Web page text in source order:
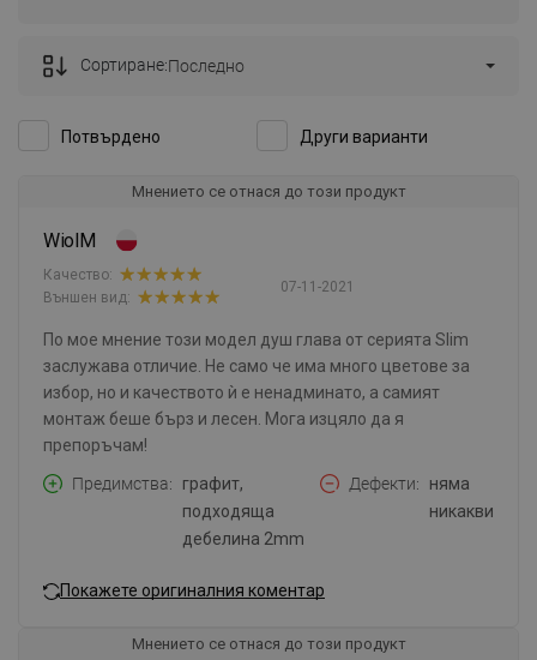
Потвърдено Други варианти
Сортиране:Последно
Мнението се отнася до този продукт
WiolM
07-11-2021
Качество:
Външен вид:
По мое мнение този модел душ глава от серията Slim
заслужава отличие. Не само че има много цветове за
избор, но и качеството ѝ е ненадминато, а самият
монтаж беше бърз и лесен. Мога изцяло да я
препоръчам!
Предимства
графит,
подходяща
дебелина 2mm
Дефекти
няма
никакви
Покажете оригиналния коментар
Мнението се отнася до този продукт